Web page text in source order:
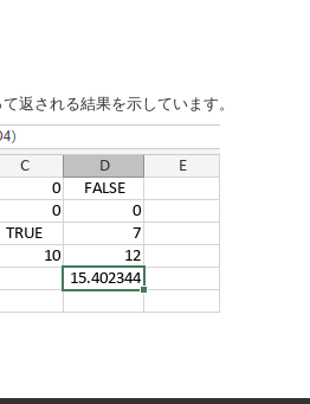
返される結果を示しています。